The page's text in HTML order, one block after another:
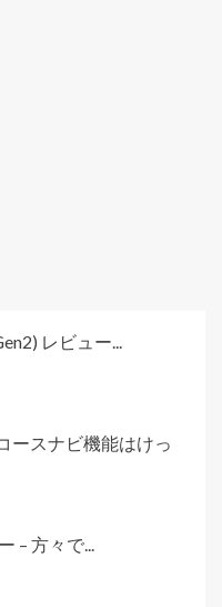
レビュー...
ースナビ機能はけっ
– 方々で...